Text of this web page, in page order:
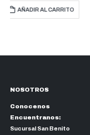
AÑADIR AL CARRITO
NOSOTROS
Conocenos
Encuentranos:
Sucursal San Benito